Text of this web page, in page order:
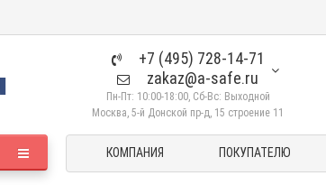
+7 (495) 728-14-71
zakaz@a-safe.ru
Пн-Пт: 10:00-18:00, Сб-Вс: Выходной
Москва, 5-й Донской пр-д, 15 строение 11
КОМПАНИЯ ПОКУПАТЕЛЮ